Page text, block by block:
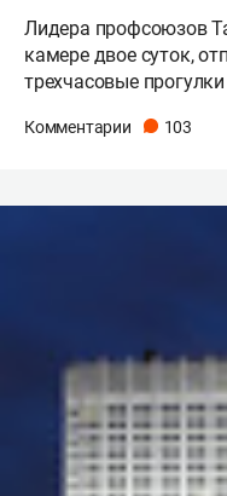
Лидера профсоюзов
камере двое суток,
трехчасовые прогулки
Комментарии 103